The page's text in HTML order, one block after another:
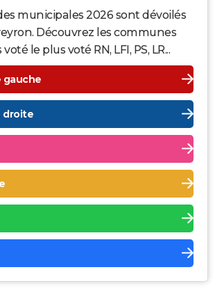
municipales 2026 sont dévoilés
Découvrez les communes
le plus voté RN, LFI, PS, LR...
gauche
droite